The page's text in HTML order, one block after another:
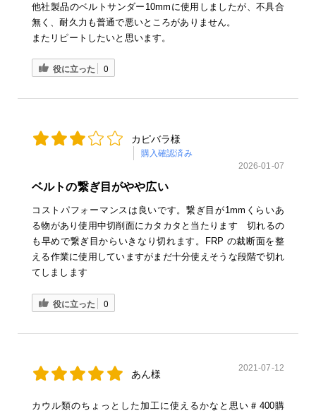
他社製品のベルトサンダー10mmに使用しましたが、不具合
無く、耐久力も普通で悪いところがありません。
またリピートしたいと思います。
役に立った 0
カピバラ様
購入確認済み
2026-01-07
ベルトの繋ぎ目がやや広い
コストパフォーマンスは良いです。繋ぎ目が1mmくらいあ
る物があり使用中切削面にカタカタと当たります 切れるの
も早めで繋ぎ目からいきなり切れます。FRP の裁断面を整
える作業に使用していますがまだ十分使えそうな段階で切れ
てしまします
役に立った 0
あん様
2021-07-12
カウル類のちょっとした加工に使えるかなと思い＃400購